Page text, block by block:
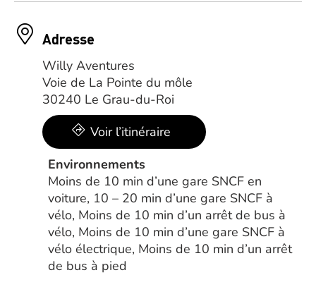
Adresse
Willy Aventures
Voie de La Pointe du môle
30240 Le Grau-du-Roi
Voir l’itinéraire
Environnements
Moins de 10 min d’une gare SNCF en
voiture, 10 – 20 min d’une gare SNCF à
vélo, Moins de 10 min d’un arrêt de bus à
vélo, Moins de 10 min d’une gare SNCF à
vélo électrique, Moins de 10 min d’un arrêt
de bus à pied